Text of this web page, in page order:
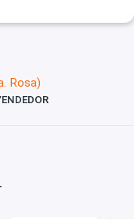
Rosa)